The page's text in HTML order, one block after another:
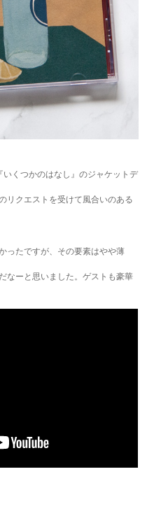
くつかのはなし』のジャケットデ
リクエストを受けて風合いのある
ったですが、その要素はやや薄
なーと思いました。ゲストも豪華